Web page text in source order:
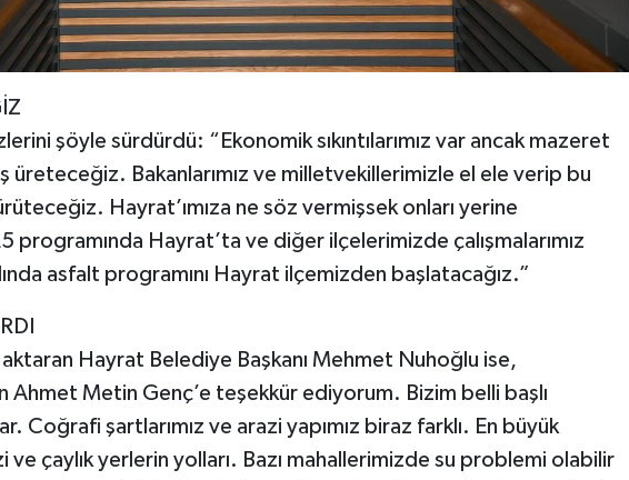
şöyle sürdürdü: “Ekonomik sıkıntılarımız var ancak mazeret
üreteceğiz. Bakanlarımız ve milletvekillerimizle el ele verip bu
Hayrat’ımıza ne söz vermişsek onları yerine
Hayrat’ta ve diğer ilçelerimizde çalışmalarımız
asfalt programını Hayrat ilçemizden başlatacağız.”
aktaran Hayrat Belediye Başkanı Mehmet Nuhoğlu ise,
Ahmet Metin Genç’e teşekkür ediyorum. Bizim belli başlı
Coğrafi şartlarımız ve arazi yapımız biraz farklı. En büyük
çaylık yerlerin yolları. Bazı mahallerimizde su problemi olabilir